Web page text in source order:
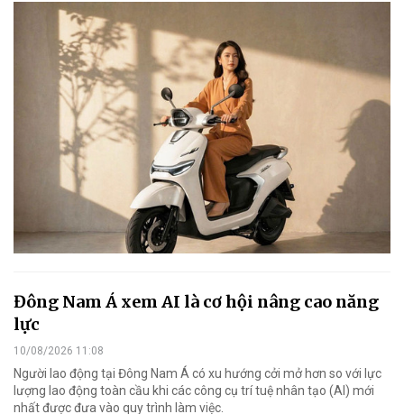
Đông Nam Á xem AI là cơ hội nâng cao năng
lực
10/08/2026 11:08
Người lao động tại Đông Nam Á có xu hướng cởi mở hơn so với lực
lượng lao động toàn cầu khi các công cụ trí tuệ nhân tạo (AI) mới
nhất được đưa vào quy trình làm việc.